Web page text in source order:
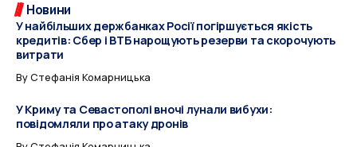
Новини
У найбільших держбанках Росії погіршується якість
кредитів: Сбер і ВТБ нарощують резерви та скорочують
витрати
ByСтефанія Комарницька
У Криму та Севастополі вночі лунали вибухи:
повідомляли про атаку дронів